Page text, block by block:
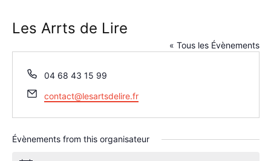
Les Arrts de Lire
« Tous les Évènements
Téléphone
04 68 43 15 99
Email
contact@lesartsdelire.fr
Évènements from this organisateur